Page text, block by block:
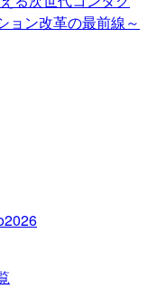
ョン改革の最前線～